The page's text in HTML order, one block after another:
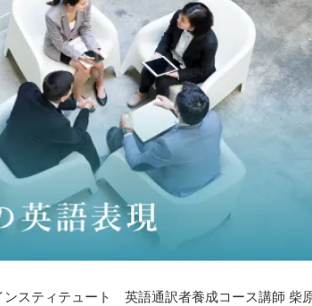
ンスティテュート 英語通訳者養成コース講師 柴